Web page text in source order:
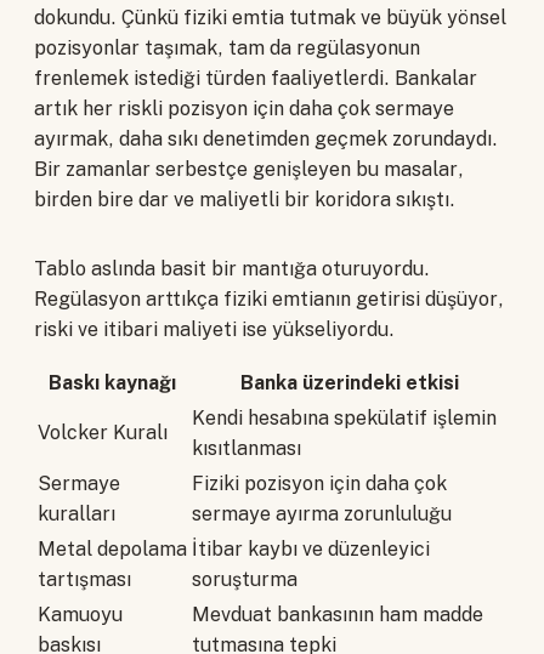
dokundu. Çünkü fiziki emtia tutmak ve büyük yönsel
pozisyonlar taşımak, tam da regülasyonun
frenlemek istediği türden faaliyetlerdi. Bankalar
artık her riskli pozisyon için daha çok sermaye
ayırmak, daha sıkı denetimden geçmek zorundaydı.
Bir zamanlar serbestçe genişleyen bu masalar,
birden bire dar ve maliyetli bir koridora sıkıştı.
Tablo aslında basit bir mantığa oturuyordu.
Regülasyon arttıkça fiziki emtianın getirisi düşüyor,
riski ve itibari maliyeti ise yükseliyordu.
Baskı kaynağı Banka üzerindeki etkisi
Volcker Kuralı
Kendi hesabına spekülatif işlemin
kısıtlanması
Sermaye
kuralları
Fiziki pozisyon için daha çok
sermaye ayırma zorunluluğu
Metal depolama
tartışması
İtibar kaybı ve düzenleyici
soruşturma
Kamuoyu
baskısı
Mevduat bankasının ham madde
tutmasına tepki